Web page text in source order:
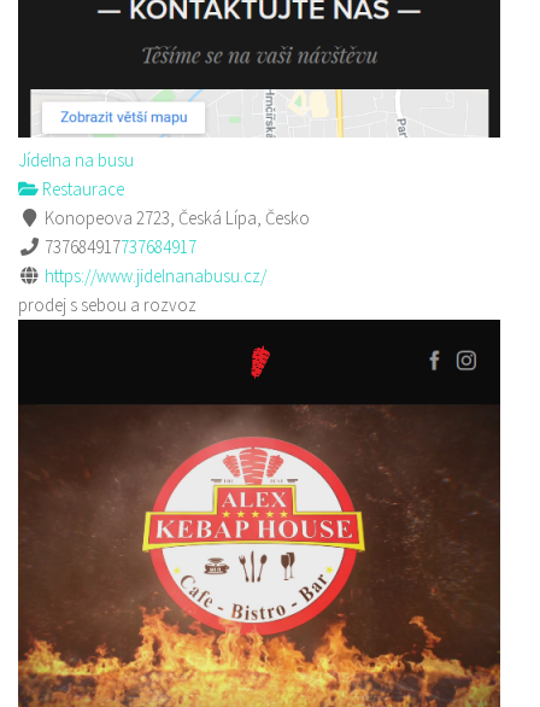
Jídelna na busu
Restaurace
Konopeova 2723, Česká Lípa, Česko
737684917737684917
https://www.jidelnanabusu.cz/
prodej s sebou a rozvoz